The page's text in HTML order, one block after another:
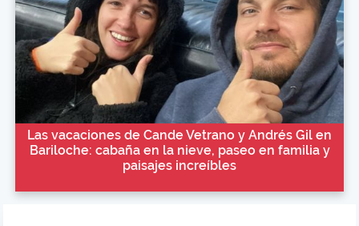
Las vacaciones de Cande Vetrano y Andrés Gil en
Bariloche: cabaña en la nieve, paseo en familia y
paisajes increíbles